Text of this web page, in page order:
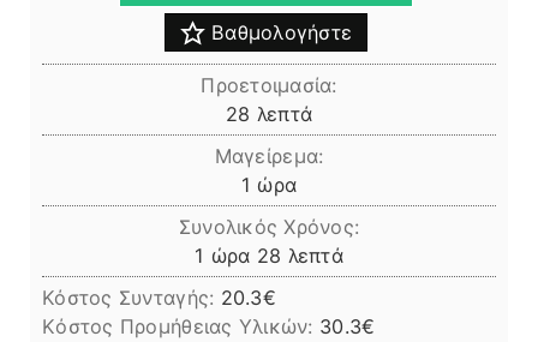
Βαθμολογήστε
Προετοιμασία:
28 λεπτά
λεπτά
Μαγείρεμα:
1 ώρα
ώρα
Συνολικός Χρόνος:
1 ώρα
ώρα 28 λεπτά
λεπτά
Κόστος Συνταγής: 20.3€
Kόστος Προμήθειας Υλικών: 30.3